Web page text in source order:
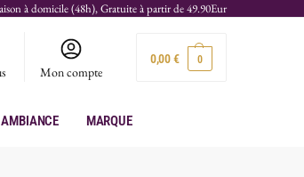
à domicile (48h), Gratuite à partir de 49.90Eur
Mon compte
0,00€ 0
Ambiance Marque